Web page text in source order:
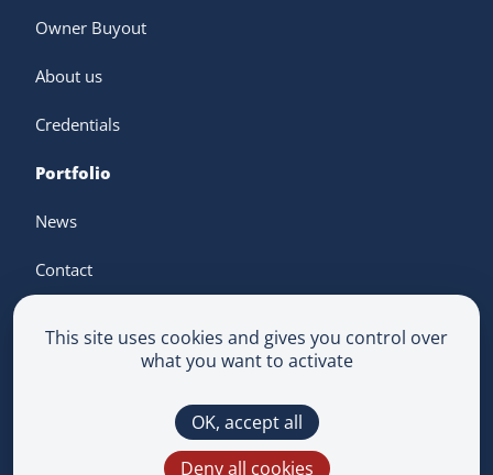
Owner Buyout
About us
Credentials
Portfolio
News
Contact
Privacy Policy
Multimedium
This site is protected by reCAPTCHA and the
This site uses cookies and gives you control over
what you want to activate
OK, accept all
Deny all cookies